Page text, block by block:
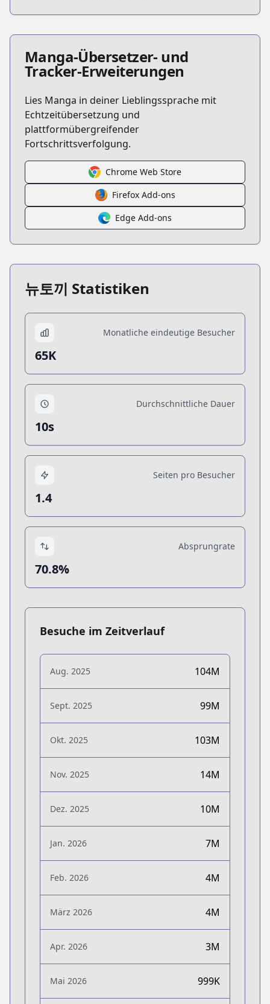
Manga-Übersetzer- und
Tracker-Erweiterungen
Lies Manga in deiner Lieblingssprache mit
Echtzeitübersetzung und
plattformübergreifender
Fortschrittsverfolgung.
Chrome Web Store
Firefox Add-ons
Edge Add-ons
뉴토끼 Statistiken
Monatliche eindeutige Besucher
65K
Durchschnittliche Dauer
10s
Seiten pro Besucher
1.4
Absprungrate
70.8%
Besuche im Zeitverlauf
Aug. 2025 104M
Sept. 2025 99M
Okt. 2025 103M
Nov. 2025 14M
Dez. 2025 10M
Jan. 2026 7M
Feb. 2026 4M
März 2026 4M
Apr. 2026 3M
Mai 2026 999K